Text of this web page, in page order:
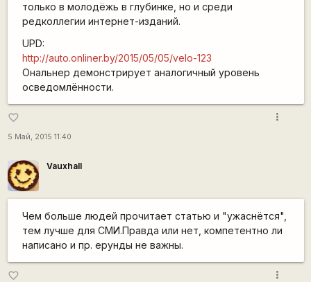
только в молодёжь в глубинке, но и среди
редколлегии интернет-изданий.
UPD:
http://auto.onliner.by/2015/05/05/velo-123
Ональнер демонстрирует аналогичный уровень
осведомлённости.
favorite_border
5 Май, 2015 11:40
more_vert
Vauxhall
Чем больше людей прочитает статью и "ужаснётся",
тем лучше для СМИ.Правда или нет, компетентно ли
написано и пр. ерунды не важны.
favorite_border more_vert